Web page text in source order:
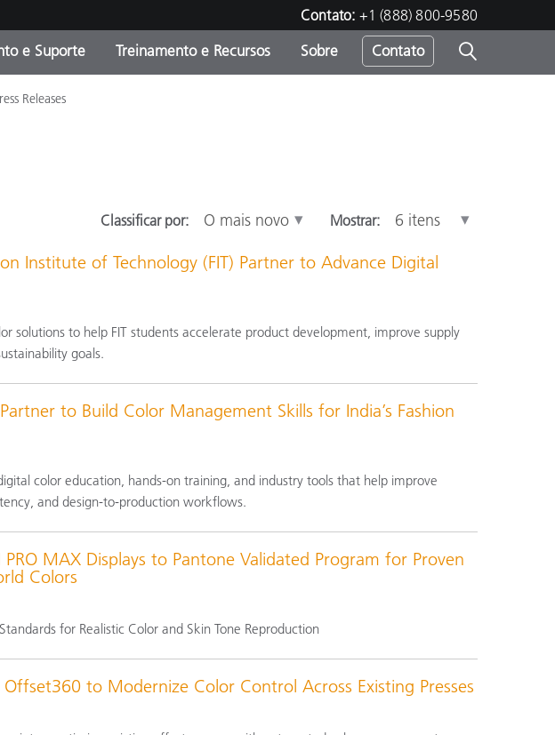
Contato: +1 (888) 800-9580
fora de linha -
Display & Printer
Embalados
Biológicas
Duráveis
e Suporte
nossa equipe
Treinamento e Recursos
e Auditorias
Downloads
recursos
Sobre Contato
Releases
Classificar por: Mostrar:
Institute of Technology (FIT) Partner to Advance Digital
solutions to help FIT students accelerate product development, improve supply
goals.
to Build Color Management Skills for India’s Fashion
color education, hands-on training, and industry tools that help improve
and design-to-production workflows.
MAX Displays to Pantone Validated Program for Proven
Colors
for Realistic Color and Skin Tone Reproduction
to Modernize Color Control Across Existing Presses